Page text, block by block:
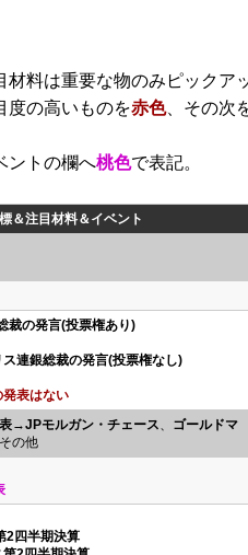
材料は重要な物のみピックア
度の高いものを赤色、その次
ントの欄へ桃色で表記。
＆注目材料＆イベント
裁の発言(投票権あり)
連銀総裁の発言(投票権なし)
表はない
→JPモルガン・チェース、 ゴールドマ
の他
2四半期決算